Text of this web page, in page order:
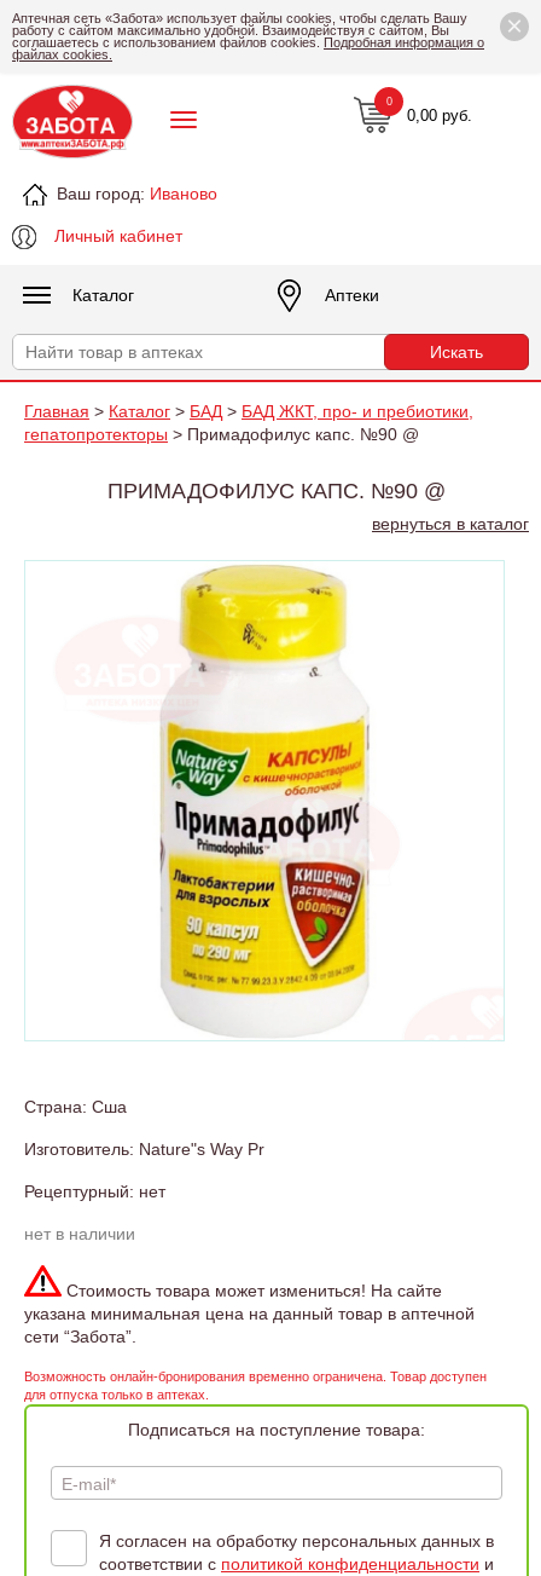
×
Аптечная сеть «Забота» использует файлы cookies, чтобы сделать Вашу
работу с сайтом максимально удобной. Взаимодействуя с сайтом, Вы
соглашаетесь с использованием файлов cookies. Подробная информация о
файлах cookies.
Ваш город: Иваново
Личный кабинет
0,00 руб.
0
Каталог Аптеки
Главная > Каталог > БАД > БАД ЖКТ, про- и пребиотики,
гепатопротекторы > Примадофилус капс. №90 @
ПРИМАДОФИЛУС КАПС. №90 @
вернуться в каталог
Страна: Сша
Изготовитель: Nature"s Way Pr
Рецептурный: нет
нет в наличии
Стоимость товара может измениться! На сайте
указана минимальная цена на данный товар в аптечной
сети “Забота”.
Возможность онлайн-бронирования временно ограничена. Товар доступен
для отпуска только в аптеках.
Подписаться на поступление товара:
E-mail*
Я согласен на обработку персональных данных в
соответствии с политикой конфиденциальности и